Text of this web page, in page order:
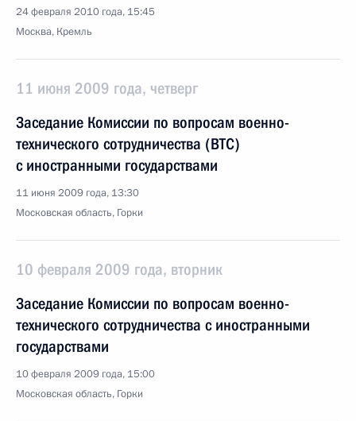
24 февраля 2010 года, 15:45
Москва, Кремль
11 июня 2009 года, четверг
Заседание Комиссии по вопросам военно-
технического сотрудничества (ВТС)
с иностранными государствами
11 июня 2009 года, 13:30
Московская область, Горки
10 февраля 2009 года, вторник
Заседание Комиссии по вопросам военно-
технического сотрудничества с иностранными
государствами
10 февраля 2009 года, 15:00
Московская область, Горки